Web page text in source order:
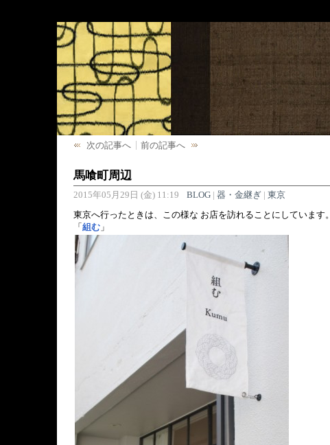
次の記事へ 前の記事へ
馬喰町周辺
2015年05月29日 (金) 11:19 BLOG| 器・金継ぎ| 東京
東京へ行ったときは、この様な お店を訪れることにしています。
「 組む 」